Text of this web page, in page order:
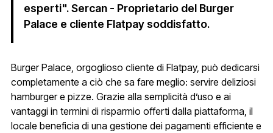
esperti". Sercan - Proprietario del Burger
Palace e cliente Flatpay soddisfatto.
Burger Palace, orgoglioso cliente di Flatpay, può dedicarsi
completamente a ciò che sa fare meglio: servire deliziosi
hamburger e pizze. Grazie alla semplicità d’uso e ai
vantaggi in termini di risparmio offerti dalla piattaforma, il
locale beneficia di una gestione dei pagamenti efficiente e